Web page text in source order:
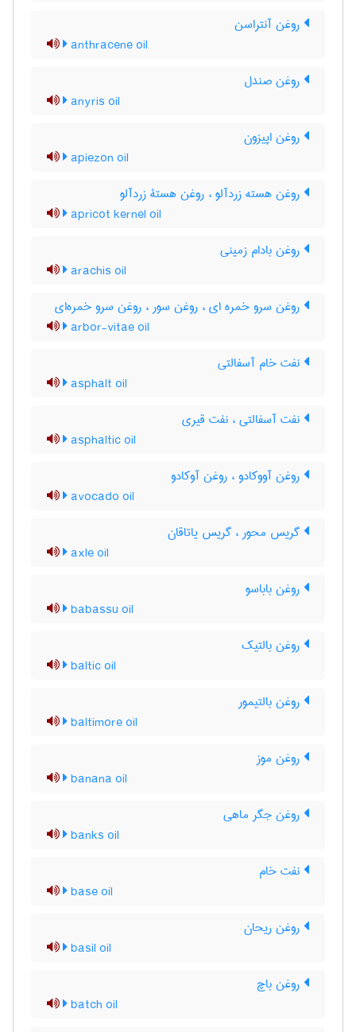
روغن آنتراسن
anthracene oil
روغن صندل
anyris oil
روغن اپیزون
apiezon oil
روغن هسته زردآلو ، روغن هستۀ زردآلو
apricot kernel oil
روغن بادام زمینی
arachis oil
روغن سرو خمره ای ، روغن سور ، روغن سرو خمره‌ای
arbor-vitae oil
نفت خام آسفالتی
asphalt oil
نفت آسفالتی ، نفت قیری
asphaltic oil
روغن آووکادو ، روغن آوکادو
avocado oil
گریس محور ، گریس یاتاقان
axle oil
روغن باباسو
babassu oil
روغن بالتیک
baltic oil
روغن بالتیمور
baltimore oil
روغن موز
banana oil
روغن جگر ماهی
banks oil
نفت خام
base oil
روغن ریحان
basil oil
روغن باچ
batch oil